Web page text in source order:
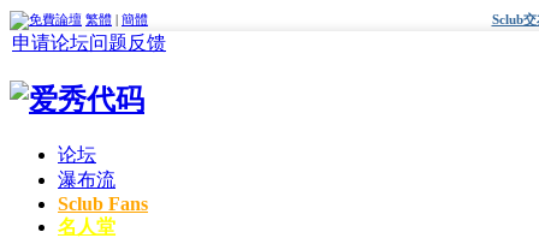
繁體 | 簡體 Sclub
申请论坛问题反馈
论坛
瀑布流
Sclub Fans
名人堂